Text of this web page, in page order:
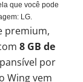
que você pode
LG.
premium,
8 GB de
por
Wing vem